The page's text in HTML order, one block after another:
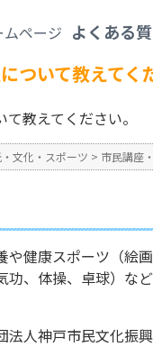
よくある
ついて教えてく
教えてください。
文化・スポーツ > 市民講座
や健康スポーツ（絵
功、体操、卓球）な
団法人神戸市民文化